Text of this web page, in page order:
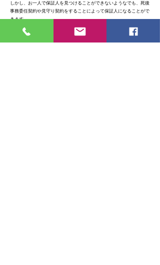
しかし、お一人で保証人を見つけることができないようなでも、死後
事務委任契約や見守り契約をすることによって保証人になることがで
きます。
​詳しくは見守り契約のページをご確認ください。